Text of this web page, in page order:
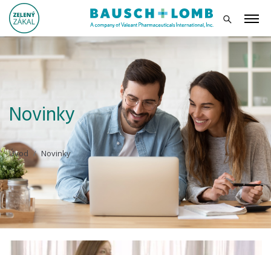
Novinky
Úvod Novinky